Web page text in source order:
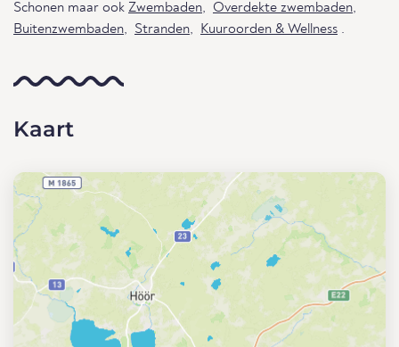
Schonen maar ook Zwembaden, Overdekte zwembaden,
Buitenzwembaden, Stranden, Kuuroorden & Wellness .
Kaart